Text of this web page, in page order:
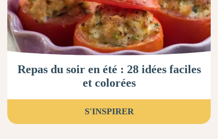
Repas du soir en été : 28 idées faciles
et colorées
S'INSPIRER